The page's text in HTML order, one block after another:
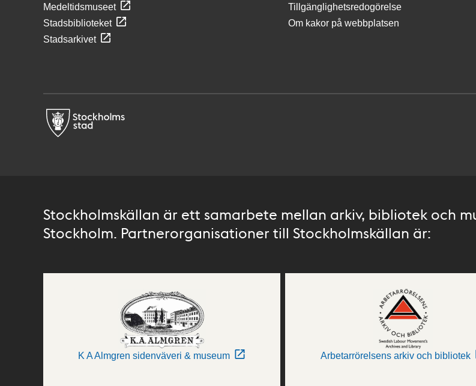
Medeltidsmuseet
Stadsbiblioteket
Stadsarkivet
Tillgänglighetsredogörelse
Om kakor på webbplatsen
Stockholmskällan är ett samarbete mellan arkiv, bibliotek och
Stockholm. Partnerorganisationer till Stockholmskällan är:
K A Almgren sidenväveri & museum Arbetarrörelsens arkiv och bibliotek